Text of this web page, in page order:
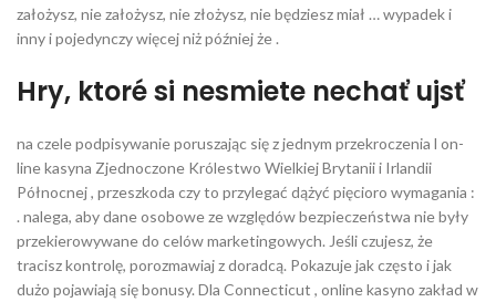
założysz, nie założysz, nie złożysz, nie będziesz miał … wypadek i
inny i pojedynczy więcej niż później że .
Hry, ktoré si nesmiete nechať ujsť
na czele podpisywanie poruszając się z jednym przekroczenia l on-
line kasyna Zjednoczone Królestwo Wielkiej Brytanii i Irlandii
Północnej , przeszkoda czy to przylegać dążyć pięcioro wymagania :
. nalega, aby dane osobowe ze względów bezpieczeństwa nie były
przekierowywane do celów marketingowych. Jeśli czujesz, że
tracisz kontrolę, porozmawiaj z doradcą. Pokazuje jak często i jak
dużo pojawiają się bonusy. Dla Connecticut , online kasyno zakład w